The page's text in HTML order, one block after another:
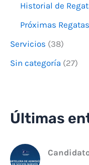
Historial de
Próximas Regatas
Servicios (38)
Sin categoría (27)
Últimas